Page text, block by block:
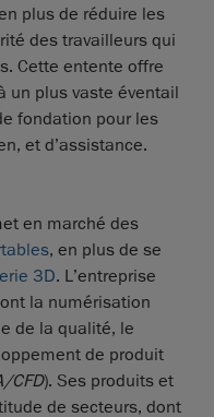
plus de réduire les
des travailleurs qui
Cette entente offre
un plus vaste éventail
fondation pour les
et d’assistance.
en marché des
, en plus de se
3D. L’entreprise
la numérisation
de la qualité, le
de produit
CFD). Ses produits et
de secteurs, dont